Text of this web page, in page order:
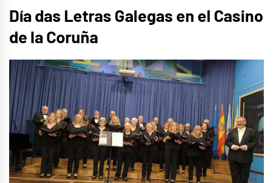
Día das Letras Galegas en el Casino
de la Coruña